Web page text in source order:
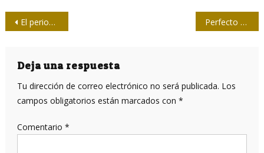
Navegación
entradas
El periodismo nuevo frente a la vieja gramática de la seducción Perfecto Romero: Fotógrafo de la Revolución
Deja una respuesta
Tu dirección de correo electrónico no será publicada. Los
campos obligatorios están marcados con *
Comentario *